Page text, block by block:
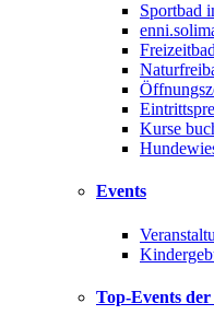
Sportbad
Kurse
Events
Top-Events